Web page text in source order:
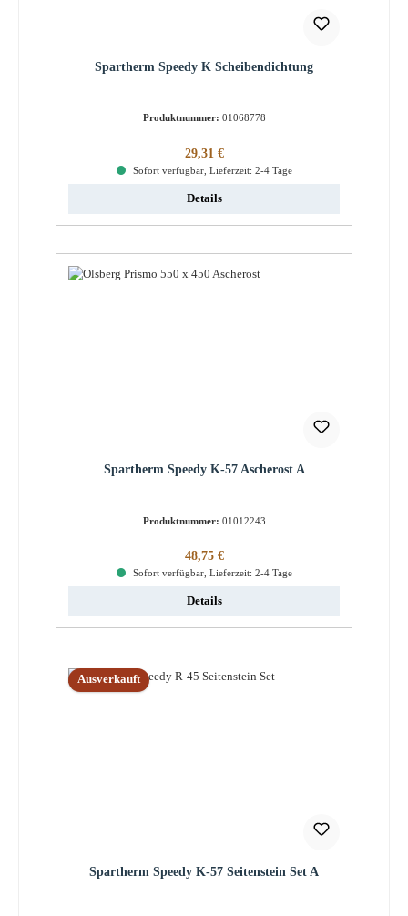
Spartherm Speedy K Scheibendichtung
Produktnummer: 01068778
Regulärer Preis:
29,31 €
Sofort verfügbar, Lieferzeit: 2-4 Tage
Details
Spartherm Speedy K-57 Ascherost A
Produktnummer: 01012243
Regulärer Preis:
48,75 €
Sofort verfügbar, Lieferzeit: 2-4 Tage
Details
Ausverkauft
Spartherm Speedy K-57 Seitenstein Set A